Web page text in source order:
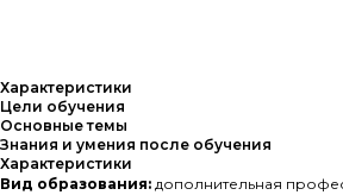
Характеристики
Цели обучения
Основные темы
Знания и умения после обучения
Характеристики
Вид образования: дополнительная